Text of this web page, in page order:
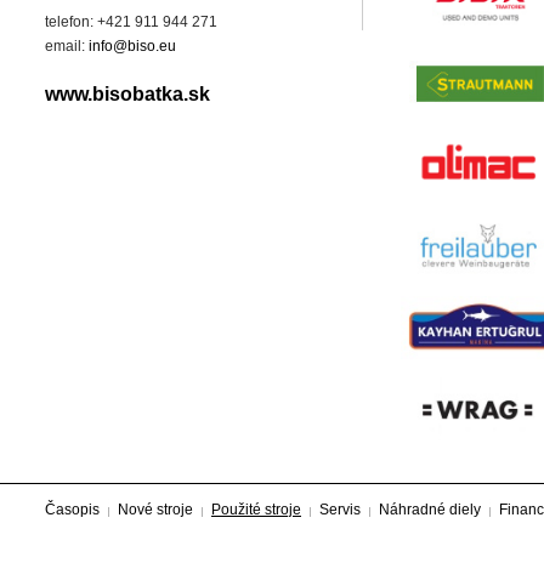
telefon: +421 911 944 271
email: info@biso.eu
www.bisobatka.sk
Časopis Nové stroje Použité stroje Servis Náhradné diely